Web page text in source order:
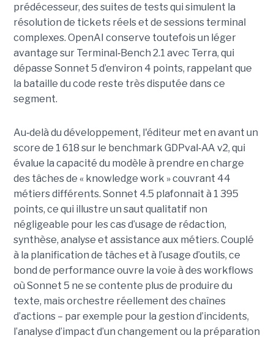
prédécesseur, des suites de tests qui simulent la
résolution de tickets réels et de sessions terminal
complexes. OpenAI conserve toutefois un léger
avantage sur Terminal‑Bench 2.1 avec Terra, qui
dépasse Sonnet 5 d’environ 4 points, rappelant que
la bataille du code reste très disputée dans ce
segment.
Au‑delà du développement, l'éditeur met en avant un
score de 1 618 sur le benchmark GDPval‑AA v2, qui
évalue la capacité du modèle à prendre en charge
des tâches de « knowledge work » couvrant 44
métiers différents. Sonnet 4.5 plafonnait à 1 395
points, ce qui illustre un saut qualitatif non
négligeable pour les cas d’usage de rédaction,
synthèse, analyse et assistance aux métiers. Couplé
à la planification de tâches et à l’usage d’outils, ce
bond de performance ouvre la voie à des workflows
où Sonnet 5 ne se contente plus de produire du
texte, mais orchestre réellement des chaînes
d’actions – par exemple pour la gestion d’incidents,
l’analyse d’impact d’un changement ou la préparation